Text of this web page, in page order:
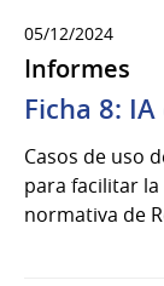
05/12/2024
Informes
Ficha 8:
Casos de uso
para facilitar
normativa de